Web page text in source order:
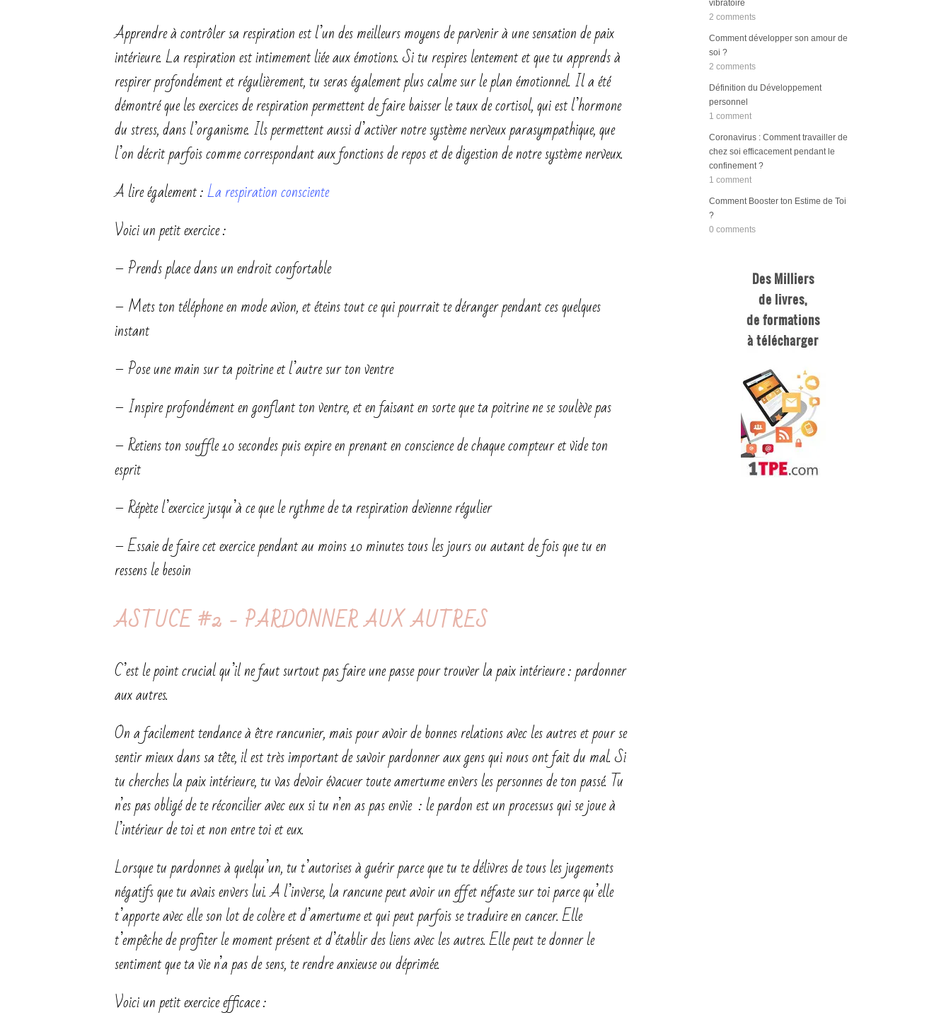
Apprendre à contrôler sa respiration est l’un des meilleurs moyens de parvenir à une sensation de paix
intérieure. La respiration est intimement liée aux émotions. Si tu respires lentement et que tu apprends à
respirer profondément et régulièrement, tu seras également plus calme sur le plan émotionnel. Il a été
démontré que les exercices de respiration permettent de faire baisser le taux de cortisol, qui est l’hormone
du stress, dans l’organisme. Ils permettent aussi d’activer notre système nerveux parasympathique, que
l’on décrit parfois comme correspondant aux fonctions de repos et de digestion de notre système nerveux.
A lire également :La respiration consciente
Voici un petit exercice :
– Prends place dans un endroit confortable
– Mets ton téléphone en mode avion, et éteins tout ce qui pourrait te déranger pendant ces quelques
instant
– Pose une main sur ta poitrine et l’autre sur ton ventre
– Inspire profondément en gonflant ton ventre, et en faisant en sorte que ta poitrine ne se soulève pas
– Retiens ton souffle 10 secondes puis expire en prenant en conscience de chaque compteur et vide ton
esprit
– Répète l’exercice jusqu’à ce que le rythme de ta respiration devienne régulier
– Essaie de faire cet exercice pendant au moins 10 minutes tous les jours ou autant de fois que tu en
ressens le besoin
ASTUCE #2 - PARDONNER AUX AUTRES
C’est le point crucial qu’il ne faut surtout pas faire une passe pour trouver la paix intérieure : pardonner
aux autres.
On a facilement tendance à être rancunier, mais pour avoir de bonnes relations avec les autres et pour se
sentir mieux dans sa tête, il est très important de savoir pardonner aux gens qui nous ont fait du mal. Si
tu cherches la paix intérieure, tu vas devoir évacuer toute amertume envers les personnes de ton passé. Tu
n’es pas obligé de te réconcilier avec eux si tu n’en as pas envie : le pardon est un processus qui se joue à
l’intérieur de toi et non entre toi et eux.
Lorsque tu pardonnes à quelqu’un, tu t’autorises à guérir parce que tu te délivres de tous les jugements
négatifs que tu avais envers lui. A l’inverse, la rancune peut avoir un effet néfaste sur toi parce qu’elle
t’apporte avec elle son lot de colère et d’amertume et qui peut parfois se traduire en cancer. Elle
t’empêche de profiter le moment présent et d’établir des liens avec les autres. Elle peut te donner le
sentiment que ta vie n’a pas de sens, te rendre anxieuse ou déprimée.
Voici un petit exercice efficace :
vibratoire
2 comments
Comment développer son amour de
soi ?
2 comments
Définition du Développement
personnel
1 comment
Coronavirus : Comment travailler de
chez soi efficacement pendant le
confinement ?
1 comment
Comment Booster ton Estime de Toi
?
0 comments